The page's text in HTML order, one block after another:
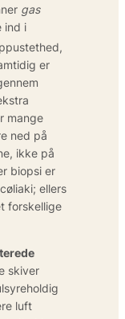
gas
ind i
er
mange
ned på
ikke på
biopsi er
ellers
forskellige
skiver
luft